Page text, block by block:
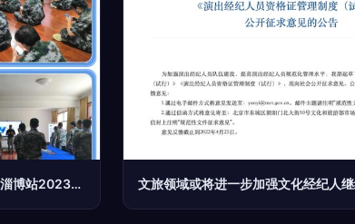
乘风破浪·遇见更优秀的自己——暨贝壳淄博站2023期融合训 文化经纪人服务